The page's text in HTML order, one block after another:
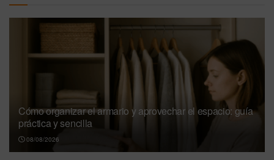
Cómo organizar el armario y aprovechar el espacio: guía
práctica y sencilla
08/08/2026